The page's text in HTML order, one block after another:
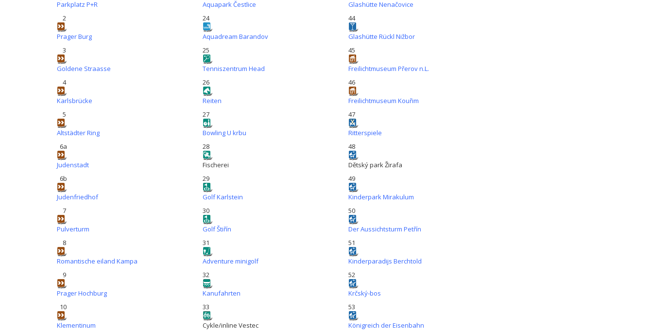
Parkplatz P+R
2
Prager Burg
3
Goldene Straasse
4
Karlsbrücke
5
Altstädter Ring
6a
Judenstadt
6b
Judenfriedhof
7
Pulverturm
8
Romantische eiland Kampa
9
Prager Hochburg
10
Klementinum
Aquapark Čestlice
24
Aquadream Barandov
25
Tenniszentrum Head
26
Reiten
27
Bowling U krbu
28
Fischerei
29
Golf Karlstein
30
Golf Štiřín
31
Adventure minigolf
32
Kanufahrten
33
Cykle/inline Vestec
Glashütte Nenačovice
44
Glashütte Rückl Nižbor
45
Freilichtmuseum Přerov n.L.
46
Freilichtmuseum Kouřim
47
Ritterspiele
48
Dětský park Žirafa
49
Kinderpark Mirakulum
50
Der Aussichtsturm Petřín
51
Kinderparadijs Berchtold
52
Krčský-bos
53
Königreich der Eisenbahn